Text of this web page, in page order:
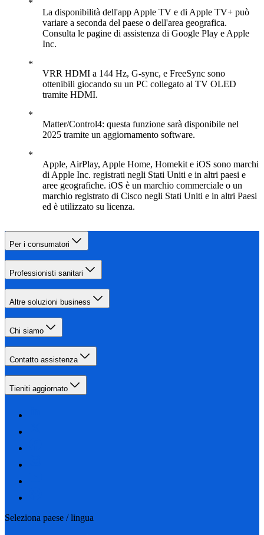
La disponibilità dell'app Apple TV e di Apple TV+ può
variare a seconda del paese o dell'area geografica.
Consulta le pagine di assistenza di Google Play e Apple
Inc.
VRR HDMI a 144 Hz, G-sync, e FreeSync sono
ottenibili giocando su un PC collegato al TV OLED
tramite HDMI.
Matter/Control4: questa funzione sarà disponibile nel
2025 tramite un aggiornamento software.
Apple, AirPlay, Apple Home, Homekit e iOS sono marchi
di Apple Inc. registrati negli Stati Uniti e in altri paesi e
aree geografiche. iOS è un marchio commerciale o un
marchio registrato di Cisco negli Stati Uniti e in altri Paesi
ed è utilizzato su licenza.
Per i consumatori
Professionisti sanitari
Altre soluzioni business
Chi siamo
Contatto assistenza
Tieniti aggiornato
Seleziona paese / lingua